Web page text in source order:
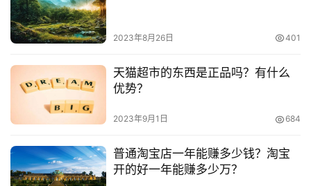
推荐阅读：
淘宝开店需要保证金吗?淘宝保证金能退吗?
淘宝保证金计划怎么加入?有什么条件?
淘宝开店成功后扣保证金吗?有什么规则?
2023年8月26日 401
天猫超市的东西是正品吗？有什么
优势？
2023年9月1日 684
普通淘宝店一年能赚多少钱？淘宝
开的好一年能赚多少万？